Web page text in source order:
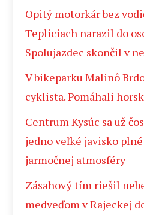
Opitý motorkár bez
Tepliciach narazil do
Spolujazdec skončil v
V bikeparku Malinô
cyklista. Pomáhali
Centrum Kysúc sa už
jedno veľké javisko
jarmočnej atmosféry
Zásahový tím riešil
medveďom v Rajeckej